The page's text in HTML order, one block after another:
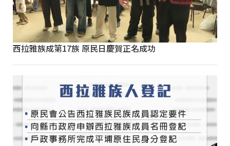
西拉雅族成第17族 原民日慶賀正名成功